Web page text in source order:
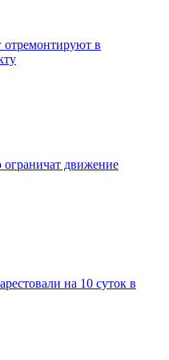
отремонтируют в
движение
на 10 суток в